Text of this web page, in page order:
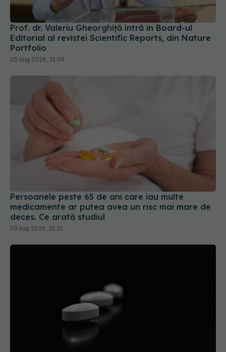
Prof. dr. Valeriu Gheorghiță intră în Board-ul
Editorial al revistei Scientific Reports, din Nature
Portfolio
05 aug 2026, 21:09
Persoanele peste 65 de ani care iau multe
medicamente ar putea avea un risc mai mare de
deces. Ce arată studiul
03 aug 2026, 15:21
Colebil și Panzcebil, blocate la vânzare în